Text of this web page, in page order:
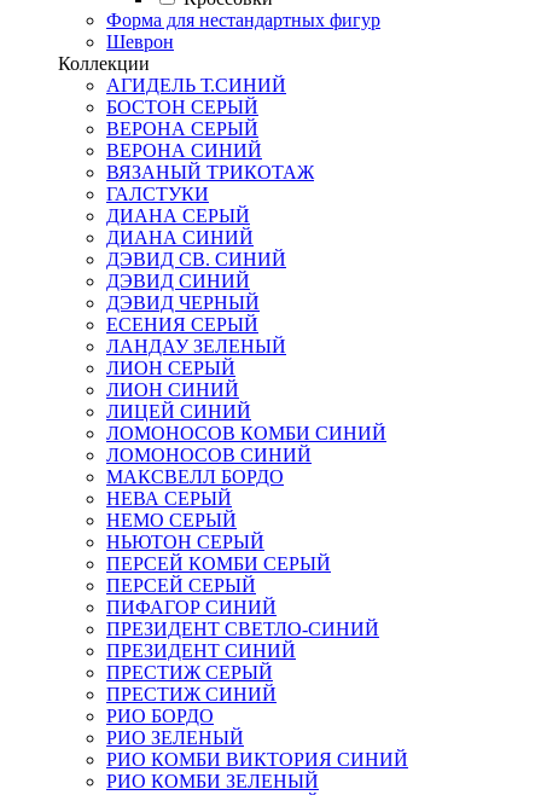
Форма для нестандартных фигур
Шеврон
Коллекции
АГИДЕЛЬ Т.СИНИЙ
БОСТОН СЕРЫЙ
ВЕРОНА СЕРЫЙ
ВЕРОНА СИНИЙ
ВЯЗАНЫЙ ТРИКОТАЖ
ГАЛСТУКИ
ДИАНА СЕРЫЙ
ДИАНА СИНИЙ
ДЭВИД СВ. СИНИЙ
ДЭВИД СИНИЙ
ДЭВИД ЧЕРНЫЙ
ЕСЕНИЯ СЕРЫЙ
ЛАНДАУ ЗЕЛЕНЫЙ
ЛИОН СЕРЫЙ
ЛИОН СИНИЙ
ЛИЦЕЙ СИНИЙ
ЛОМОНОСОВ КОМБИ СИНИЙ
ЛОМОНОСОВ СИНИЙ
МАКСВЕЛЛ БОРДО
НЕВА СЕРЫЙ
НЕМО СЕРЫЙ
НЬЮТОН СЕРЫЙ
ПЕРСЕЙ КОМБИ СЕРЫЙ
ПЕРСЕЙ СЕРЫЙ
ПИФАГОР СИНИЙ
ПРЕЗИДЕНТ СВЕТЛО-СИНИЙ
ПРЕЗИДЕНТ СИНИЙ
ПРЕСТИЖ СЕРЫЙ
ПРЕСТИЖ СИНИЙ
РИО БОРДО
РИО ЗЕЛЕНЫЙ
РИО КОМБИ ВИКТОРИЯ СИНИЙ
РИО КОМБИ ЗЕЛЕНЫЙ